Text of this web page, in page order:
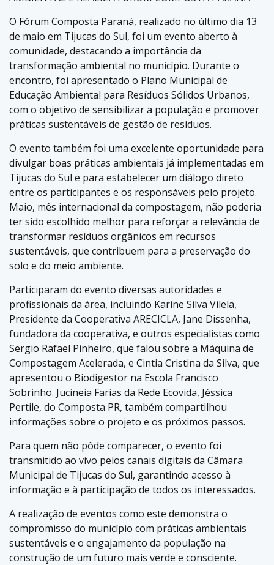
O Fórum Composta Paraná, realizado no último dia 13
de maio em Tijucas do Sul, foi um evento aberto à
comunidade, destacando a importância da
transformação ambiental no município. Durante o
encontro, foi apresentado o Plano Municipal de
Educação Ambiental para Resíduos Sólidos Urbanos,
com o objetivo de sensibilizar a população e promover
práticas sustentáveis de gestão de resíduos.
O evento também foi uma excelente oportunidade para
divulgar boas práticas ambientais já implementadas em
Tijucas do Sul e para estabelecer um diálogo direto
entre os participantes e os responsáveis pelo projeto.
Maio, mês internacional da compostagem, não poderia
ter sido escolhido melhor para reforçar a relevância de
transformar resíduos orgânicos em recursos
sustentáveis, que contribuem para a preservação do
solo e do meio ambiente.
Participaram do evento diversas autoridades e
profissionais da área, incluindo Karine Silva Vilela,
Presidente da Cooperativa ARECICLA, Jane Dissenha,
fundadora da cooperativa, e outros especialistas como
Sergio Rafael Pinheiro, que falou sobre a Máquina de
Compostagem Acelerada, e Cintia Cristina da Silva, que
apresentou o Biodigestor na Escola Francisco
Sobrinho. Jucineia Farias da Rede Ecovida, Jéssica
Pertile, do Composta PR, também compartilhou
informações sobre o projeto e os próximos passos.
Para quem não pôde comparecer, o evento foi
transmitido ao vivo pelos canais digitais da Câmara
Municipal de Tijucas do Sul, garantindo acesso à
informação e à participação de todos os interessados.
A realização de eventos como este demonstra o
compromisso do município com práticas ambientais
sustentáveis e o engajamento da população na
construção de um futuro mais verde e consciente.